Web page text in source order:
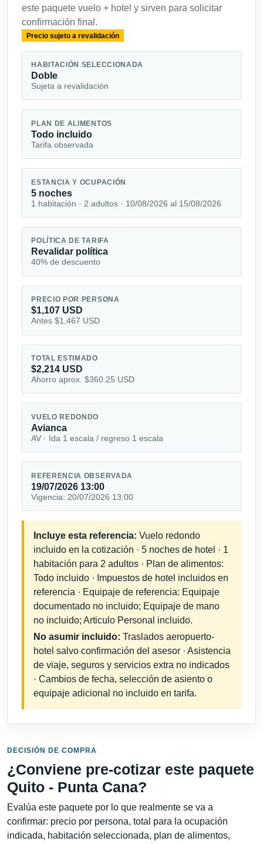
este paquete vuelo + hotel y sirven para solicitar
confirmación final.
Precio sujeto a revalidación
HABITACIÓN SELECCIONADA
Doble
Sujeta a revalidación
PLAN DE ALIMENTOS
Todo incluido
Tarifa observada
ESTANCIA Y OCUPACIÓN
5 noches
1 habitación · 2 adultos · 10/08/2026 al 15/08/2026
POLÍTICA DE TARIFA
Revalidar política
40% de descuento
PRECIO POR PERSONA
$1,107 USD
Antes $1,467 USD
TOTAL ESTIMADO
$2,214 USD
Ahorro aprox. $360.25 USD
VUELO REDONDO
Avianca
AV · Ida 1 escala / regreso 1 escala
REFERENCIA OBSERVADA
19/07/2026 13:00
Vigencia: 20/07/2026 13:00
Incluye esta referencia: Vuelo redondo
incluido en la cotización · 5 noches de hotel · 1
habitación para 2 adultos · Plan de alimentos:
Todo incluido · Impuestos de hotel incluidos en
referencia · Equipaje de referencia: Equipaje
documentado no incluido; Equipaje de mano
no incluido; Articulo Personal incluido.
No asumir incluido: Traslados aeropuerto-
hotel salvo confirmación del asesor · Asistencia
de viaje, seguros y servicios extra no indicados
· Cambios de fecha, selección de asiento o
equipaje adicional no incluido en tarifa.
DECISIÓN DE COMPRA
¿Conviene pre-cotizar este paquete
Quito - Punta Cana?
Evalúa este paquete por lo que realmente se va a
confirmar: precio por persona, total para la ocupación
indicada, habitación seleccionada, plan de alimentos,